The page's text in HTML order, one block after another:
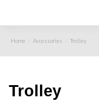
Home Accessories Trolley
Trolley